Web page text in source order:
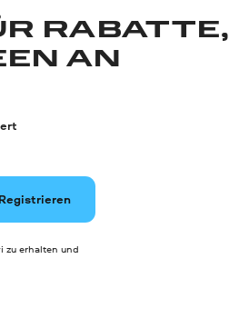
RABATTE,
AN
Registrieren
zu erhalten und